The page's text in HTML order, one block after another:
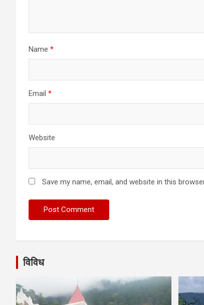
Name *
Email *
Website
Save my name, email, and website in this
विविध